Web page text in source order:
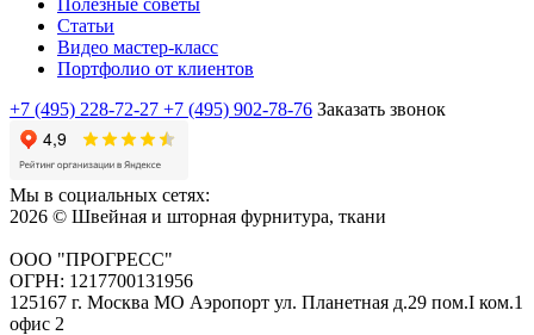
Статьи
Видео мастер-класс
Портфолио от клиентов
+7 (495) 228-72-27 +7 (495) 902-78-76 Заказать звонок
Мы в социальных сетях:
2026 © Швейная и шторная фурнитура, ткани
ООО "ПРОГРЕСС"
ОГРН: 1217700131956
125167 г. Москва МО Аэропорт ул. Планетная д.29 пом.I ком.1
офис 2